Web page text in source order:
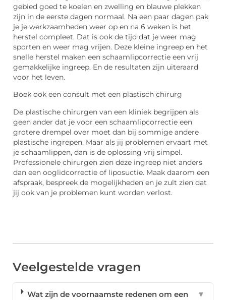
gebied goed te koelen en zwelling en blauwe plekken
zijn in de eerste dagen normaal. Na een paar dagen pak
je je werkzaamheden weer op en na 6 weken is het
herstel compleet. Dat is ook de tijd dat je weer mag
sporten en weer mag vrijen. Deze kleine ingreep en het
snelle herstel maken een schaamlipcorrectie een vrij
gemakkelijke ingreep. En de resultaten zijn uiteraard
voor het leven.
Boek ook een consult met een plastisch chirurg
De plastische chirurgen van een kliniek begrijpen als
geen ander dat je voor een schaamlipcorrectie een
grotere drempel over moet dan bij sommige andere
plastische ingrepen. Maar als jij problemen ervaart met
je schaamlippen, dan is de oplossing vrij simpel.
Professionele chirurgen zien deze ingreep niet anders
dan een ooglidcorrectie of liposuctie. Maak daarom een
afspraak, bespreek de mogelijkheden en je zult zien dat
jij ook van je problemen kunt worden verlost.
Veelgestelde vragen
Wat zijn de voornaamste redenen om een
▼